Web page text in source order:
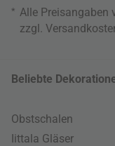
* Alle Preisangaben
zzgl.
Beliebte
Obstschalen
Iittala Gläser